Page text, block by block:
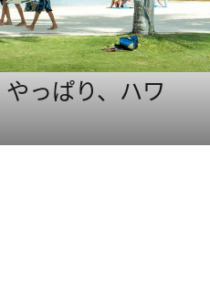
っぱり、ハワ